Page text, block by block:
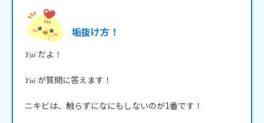
垢抜け方！
𝑌𝑢𝑖 だよ！
𝑌𝑢𝑖 が質問に答えます！
ニキビは、触らずになにもしないのが1番です！